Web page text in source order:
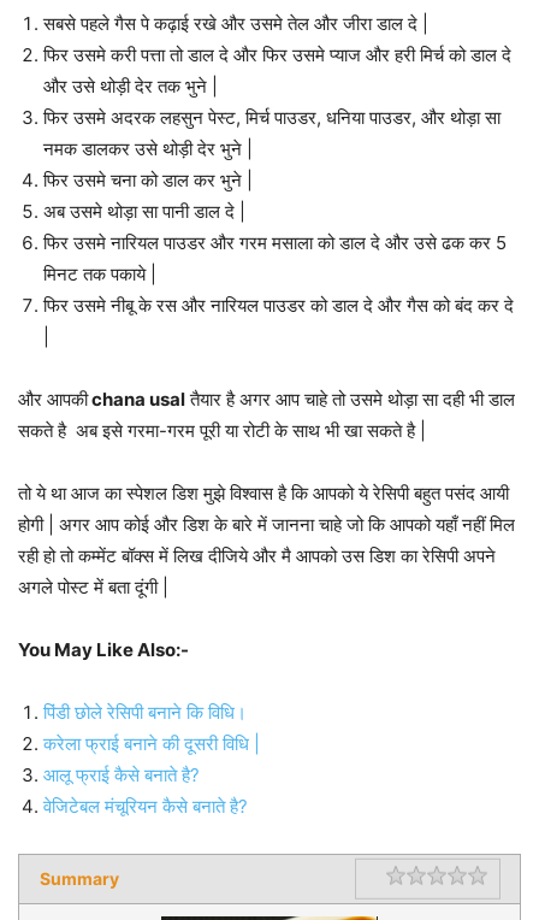
सबसे पहले गैस पे कढ़ाई रखे और उसमे तेल और जीरा डाल दे |
फिर उसमे करी पत्ता तो डाल दे और फिर उसमे प्याज और हरी मिर्च को डाल दे
और उसे थोड़ी देर तक भुने |
फिर उसमे अदरक लहसुन पेस्ट, मिर्च पाउडर, धनिया पाउडर, और थोड़ा सा
नमक डालकर उसे थोड़ी देर भुने |
फिर उसमे चना को डाल कर भुने |
अब उसमे थोड़ा सा पानी डाल दे |
फिर उसमे नारियल पाउडर और गरम मसाला को डाल दे और उसे ढक कर 5
मिनट तक पकाये |
फिर उसमे नीबू के रस और नारियल पाउडर को डाल दे और गैस को बंद कर दे
और आपकीchana usalतैयार है अगर आप चाहे तो उसमे थोड़ा सा दही भी डाल
सकते है अब इसे गरमा-गरम पूरी या रोटी के साथ भी खा सकते है |
तो ये था आज का स्पेशल डिश मुझे विश्वास है कि आपको ये रेसिपी बहुत पसंद आयी
होगी | अगर आप कोई और डिश के बारे में जानना चाहे जो कि आपको यहाँ नहीं मिल
रही हो तो कम्मेंट बॉक्स में लिख दीजिये और मै आपको उस डिश का रेसिपी अपने
अगले पोस्ट में बता दूंगी |
You May Like Also:-
पिंडी छोले रेसिपी बनाने कि विधि।
करेला फ्राई बनाने की दूसरी विधि |
आलू फ्राई कैसे बनाते है?
वेजिटेबल मंचूरियन कैसे बनाते है?
Summary Rating